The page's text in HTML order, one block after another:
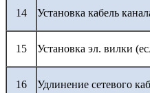
14 Установка кабель
15 Установка эл. вилки
16 Удлинение сетевого